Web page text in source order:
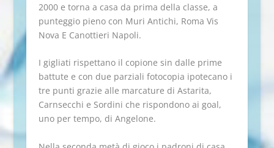
2000 e torna a casa da prima della classe, a
punteggio pieno con Muri Antichi, Roma Vis
Nova E Canottieri Napoli.
I gigliati rispettano il copione sin dalle prime
battute e con due parziali fotocopia ipotecano i
tre punti grazie alle marcature di Astarita,
Carnsecchi e Sordini che rispondono ai goal,
uno per tempo, di Angelone.